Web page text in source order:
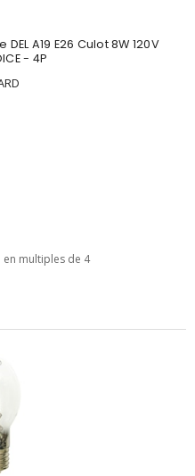
DEL A19 E26 Culot 8W 120V
- 4P
en multiples de 4